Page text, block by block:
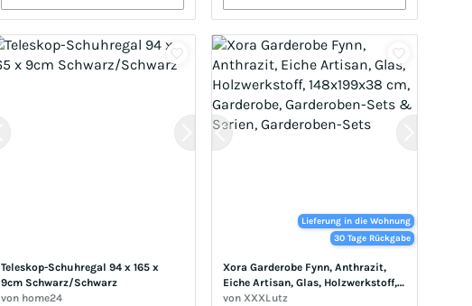
Teleskop-Schuhregal 94 x 165 x
9cm Schwarz/Schwarz
von home24
Lieferung in die Wohnung
30 Tage Rückgabe
Xora Garderobe Fynn, Anthrazit,
Eiche Artisan, Glas, Holzwerkstoff,
148x199x38 cm, Garderobe,
von XXXLutz